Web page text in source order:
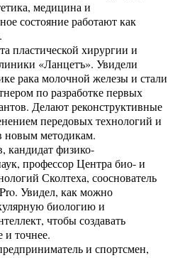
медицина и
состояние работают как
пластической хирургии и
«Ланцетъ». Увидели
рака молочной железы и стали
по разработке первых
Делают реконструктивные
передовых технологий и
новым методикам.
кандидат физико-
профессор Центра био- и
Сколтеха, сооснователь
Увидел, как можно
биологию и
чтобы создавать
и точнее.
и спортсмен,